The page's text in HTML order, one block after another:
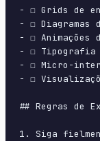
- ☐ Grids de
- ☐ Diagramas
- ☐ Animações
- ☐ Tipografia
- ☐ Micro-
- ☐
## Regras de
1. Siga